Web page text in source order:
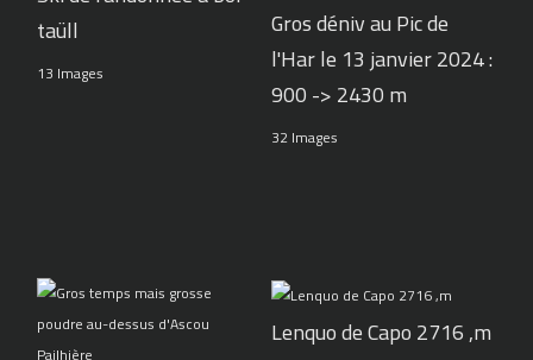
taüll
13 Images
Gros déniv au Pic de
l'Har le 13 janvier 2024 :
900 -> 2430 m
32 Images
Lenquo de Capo 2716 ,m